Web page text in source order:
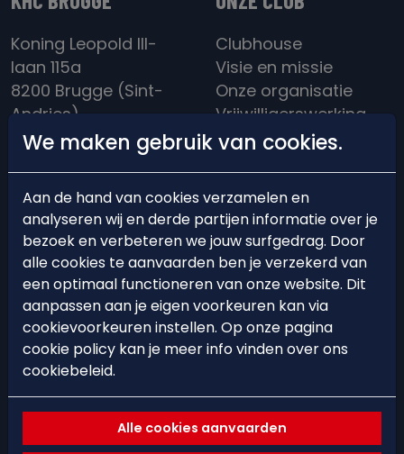
Koning Leopold III-
laan 115a
8200 Brugge (Sint-
Andries)
info@hockeybrugge.be
Clubhuis: +32 50 39
Clubhouse
Visie en missie
Onze organisatie
Vrijwilligerswerking
Clubreglement
BEARS'ACADEMY
Lid worden
Starten met hockey
Trainingsschema
Ploegindeling
Spelregels &
EVENTS
Events
Clinics
We maken gebruik van cookies.
Aan de hand van cookies verzamelen en
analyseren wij en derde partijen informatie over je
bezoek en verbeteren we jouw surfgedrag. Door
alle cookies te aanvaarden ben je verzekerd van
een optimaal functioneren van onze website. Dit
aanpassen aan je eigen voorkeuren kan via
cookievoorkeuren instellen. Op onze pagina
cookie policy kan je meer info vinden over ons
cookiebeleid.
Alle cookies aanvaarden